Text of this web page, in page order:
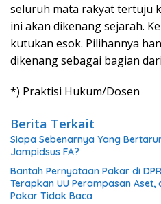
seluruh mata rakyat tertuju
ini akan dikenang sejarah.
kutukan esok. Pilihannya
dikenang sebagai bagian
*) Praktisi Hukum/Dosen
Berita Terkait
Siapa Sebenarnya Yang
Jampidsus FA?
Bantah Pernyataan Pakar di
Terapkan UU Perampasan
Pakar Tidak Baca